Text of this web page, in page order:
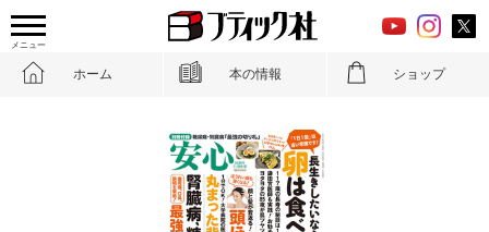
メニュー
ホーム 本の情報 ショップ